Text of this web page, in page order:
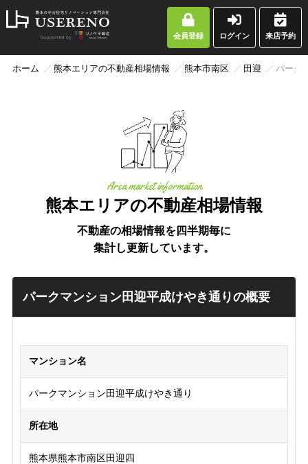
会員登録 ログイン 来店予約
ホーム 熊本エリアの不動産相場情報 熊本市南区 田迎 パーク
熊本エリアの不動産相場情報
Area market information
不動産の相場情報を四半期毎に
集計し更新しています。
パークマンション田迎平成けやき通りの概要
マンション名
パークマンション田迎平成けやき通り
所在地
熊本県熊本市南区田迎四